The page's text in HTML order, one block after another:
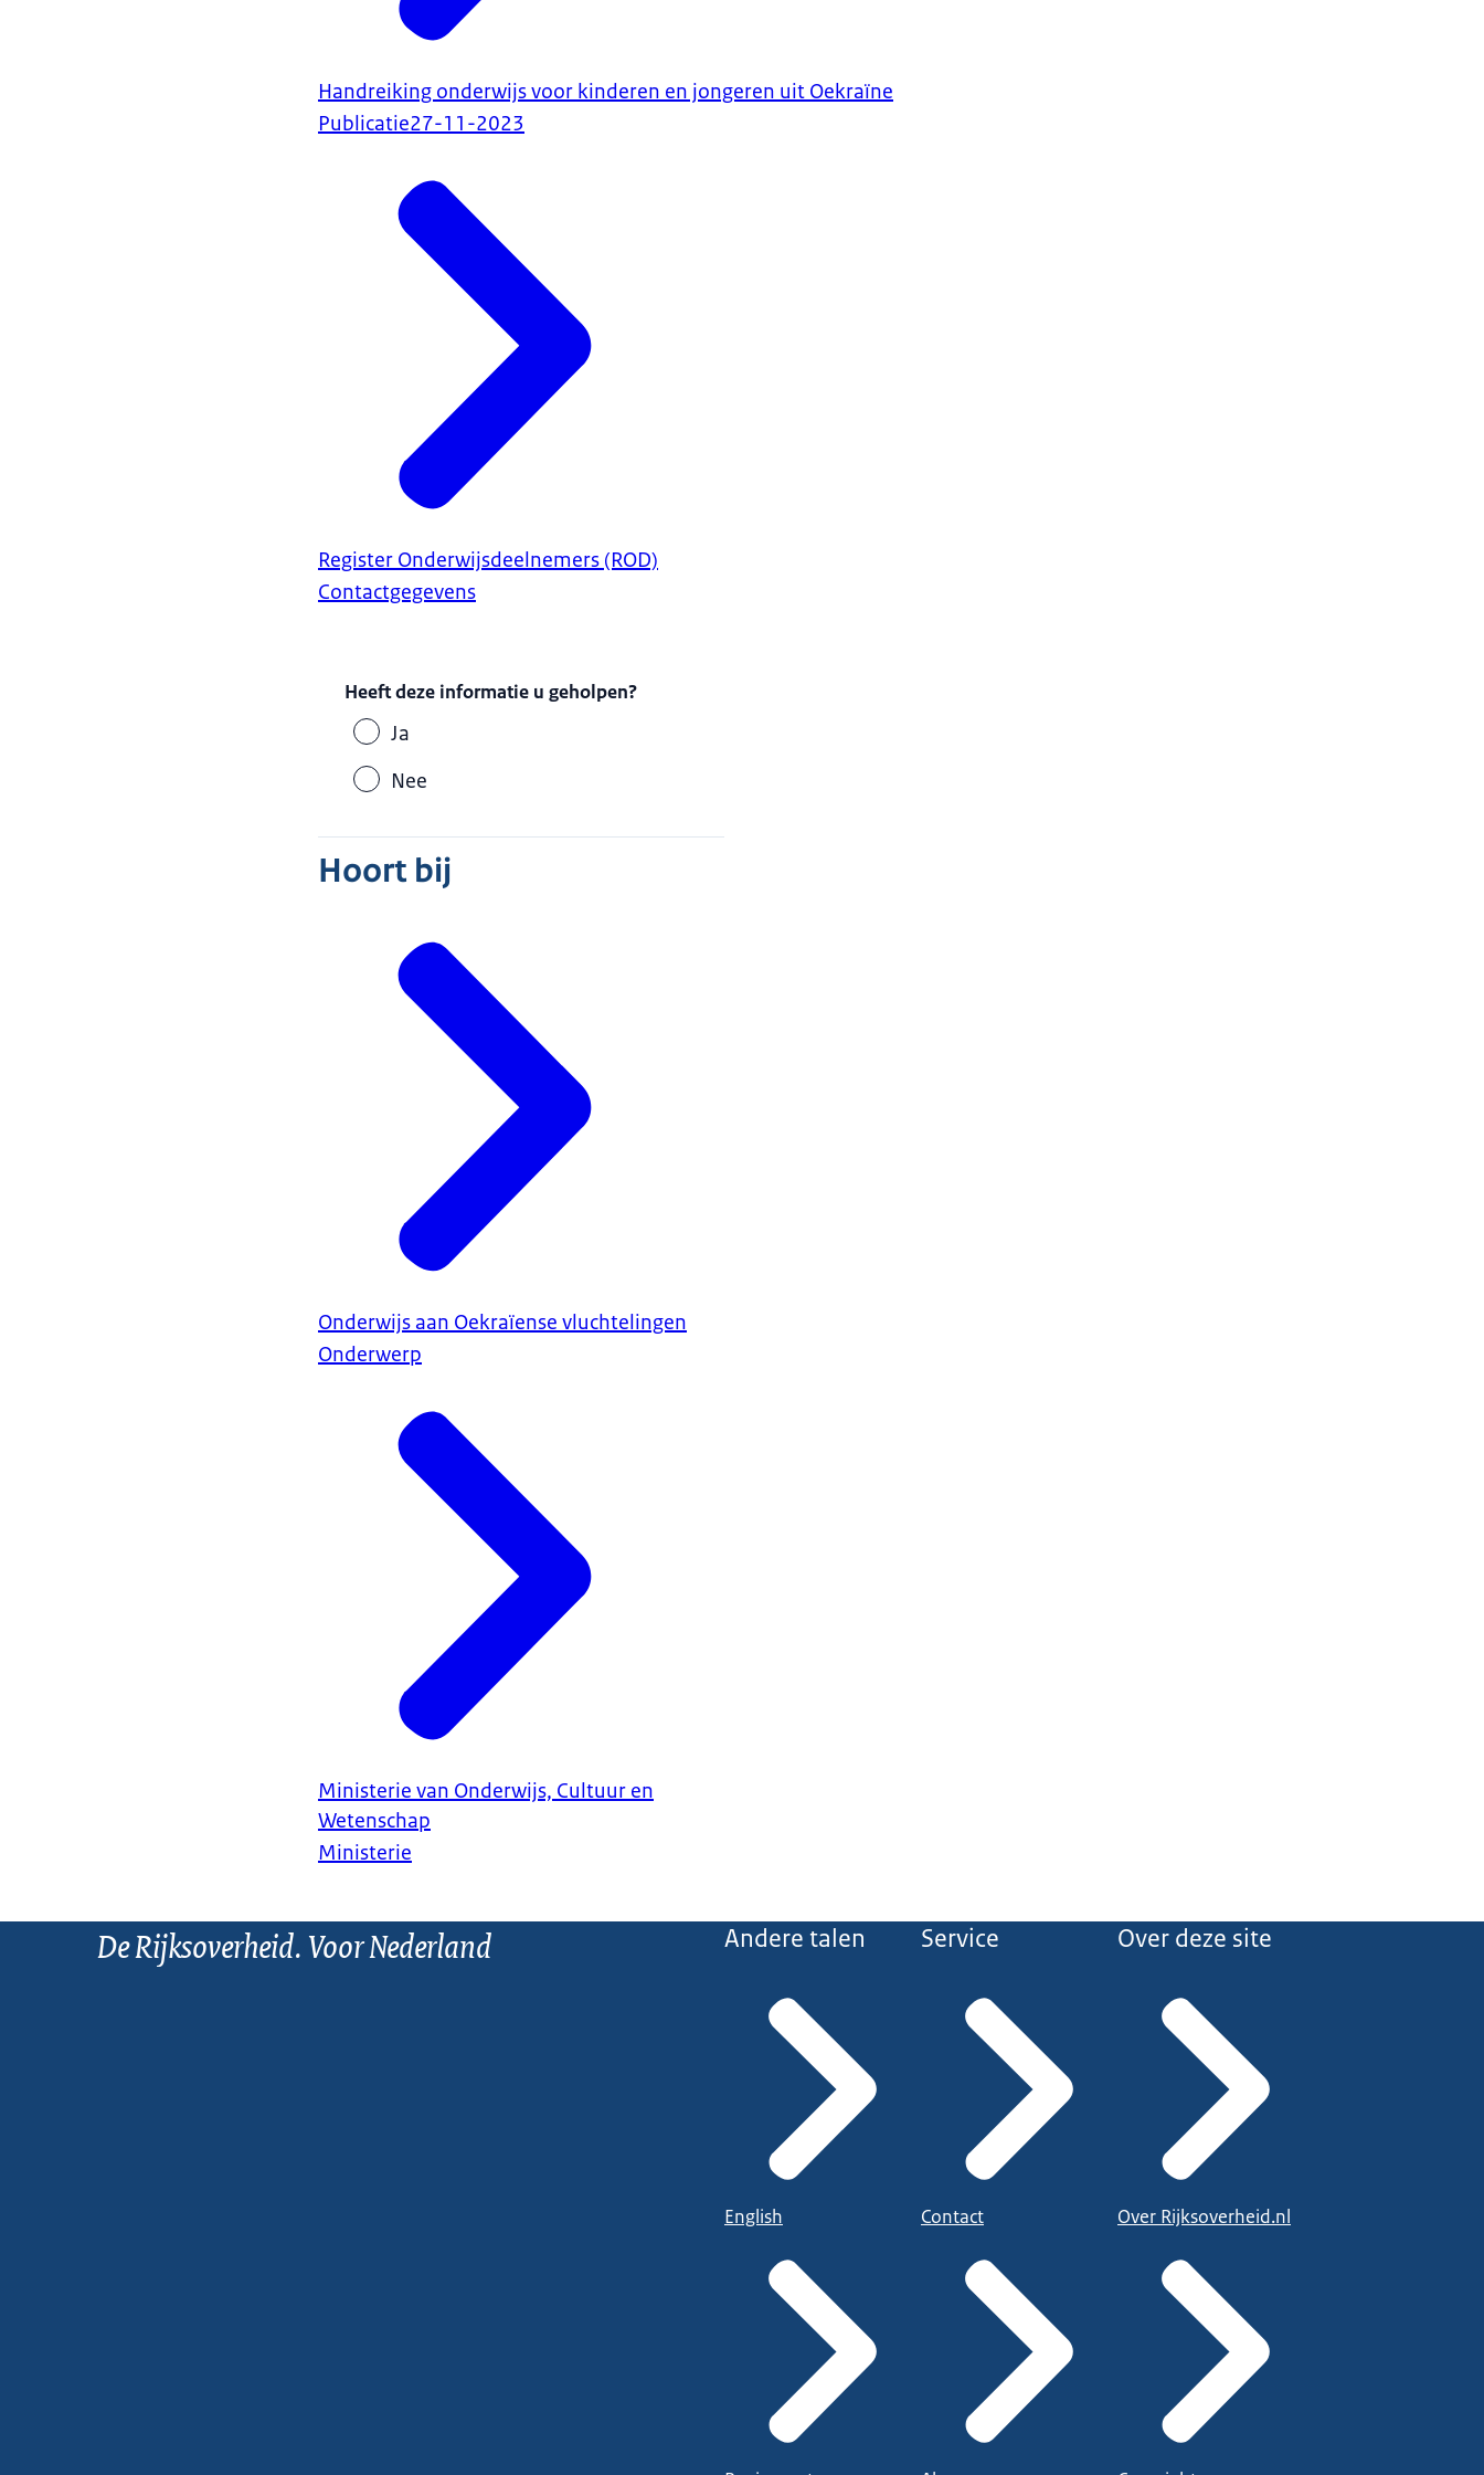
in sommige gevallen
nieuwkomerslocatie
Internationale schakelklas in voortgezet onderwijs
schakelklassen (ISK). Dat zijn speciale klassen op reguliere scholen voor voortgezet onderwijs (vo). Zodra
een leerling voldoende Nederlands spreekt, kan hij of zij instromen in een reguliere klas.
Lees meer
andere regelgeving en leerlijnen ISK
Handreiking onderwijs voor kinderen en jongeren uit Oekraïne
Publicatie27-11-2023
Register Onderwijsdeelnemers (ROD)
Contactgegevens
Heeft deze informatie u geholpen?
Ja
Nee
Hoort bij
Onderwijs aan Oekraïense vluchtelingen
Onderwerp
Ministerie van Onderwijs, Cultuur en
Wetenschap
Ministerie
De Rijksoverheid. Voor Nederland Andere talen
English
Service
Contact
Over deze site
Over Rijksoverheid.nl